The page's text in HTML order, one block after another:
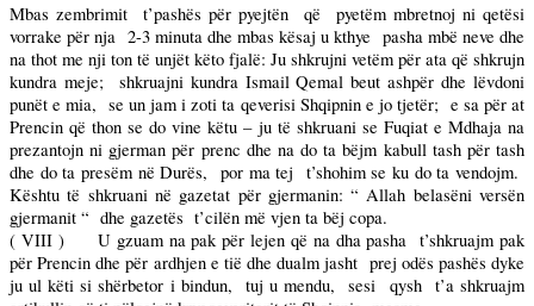
Mbas zembrimit
t’pashës për pyejtën që
pyetëm mbretnoj ni qetësi
vorrake për nja 2-3 minuta dhe mbas kësaj u kthye pasha mbë neve dhe
na thot me nji ton të unjët këto fjalë: Ju shkrujni vetëm për ata që shkrujn
kundra meje;
shkruajni kundra Ismail Qemal beut ashpër dhe lëvdoni
punët e mia, se un jam i zoti ta qeverisi Shqipnin e jo tjetër; e sa për at
Prencin që thon se do vine këtu – ju të shkruani se Fuqiat e Mdhaja na
prezantojn ni gjerman për prenc dhe na do ta bëjm kabull tash për tash
dhe do ta presëm në Durës,
por ma tej
t’shohim se ku do ta vendojm.
Kështu të shkruani në gazetat për gjermanin: “ Allah belasëni versën
gjermanit “ dhe gazetës t’cilën më vjen ta bëj copa.
( VIII )
U gzuam na pak për lejen që na dha pasha t’shkruajm pak
për Prencin dhe për ardhjen e tië dhe dualm jasht prej odës pashës dyke
ju ul këti si shërbetor i bindun,
tuj u mendu, sesi qysh t’a shkruajm